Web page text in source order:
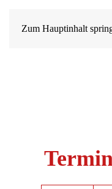
Zum Hauptinhalt